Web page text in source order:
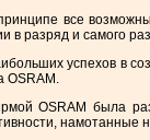
все
в разряд и самого
успехов в
OSRAM.
OSRAM была
намотанные